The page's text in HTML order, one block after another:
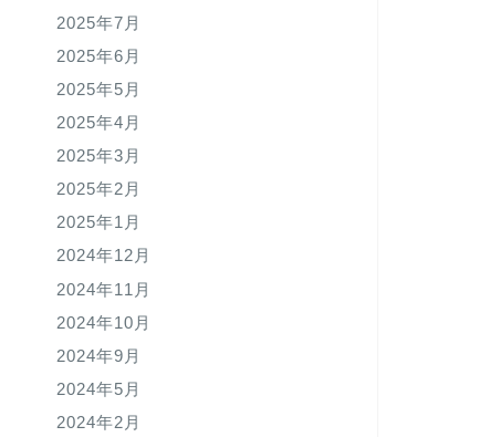
2025年7月
2025年6月
2025年5月
2025年4月
2025年3月
2025年2月
2025年1月
2024年12月
2024年11月
2024年10月
2024年9月
2024年5月
2024年2月